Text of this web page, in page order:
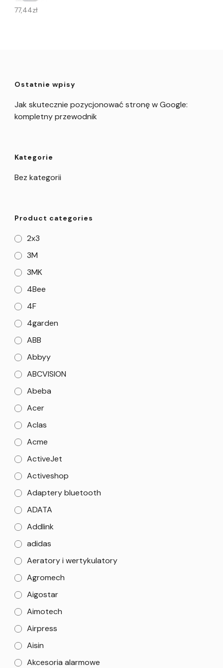
77,44zł
Ostatnie wpisy
Jak skutecznie pozycjonować stronę w Google:
kompletny przewodnik
Kategorie
Bez kategorii
Product categories
2x3
3M
3MK
4Bee
4F
4garden
ABB
Abbyy
ABCVISION
Abeba
Acer
Aclas
Acme
ActiveJet
Activeshop
Adaptery bluetooth
ADATA
Addlink
adidas
Aeratory i wertykulatory
Agromech
Aigostar
Aimotech
Airpress
Aisin
Akcesoria alarmowe